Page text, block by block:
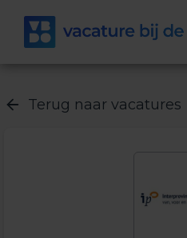
Terug naar vacatures